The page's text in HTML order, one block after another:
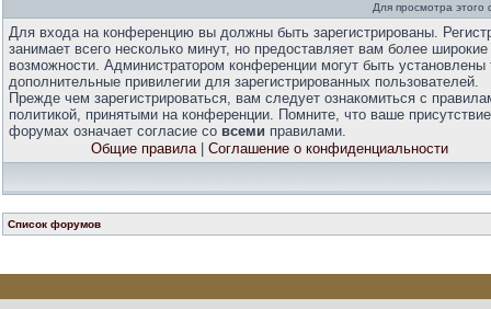
Для просмотра
Для входа на конференцию вы должны быть зарегистрированы.
занимает всего несколько минут, но предоставляет вам более широкие
возможности. Администратором конференции могут быть установлены
дополнительные привилегии для зарегистрированных пользователей.
Прежде чем зарегистрироваться, вам следует ознакомиться с
политикой, принятыми на конференции. Помните, что ваше
форумах означает согласие со всеми правилами.
Общие правила| Соглашение о конфиденциальности
Список форумов